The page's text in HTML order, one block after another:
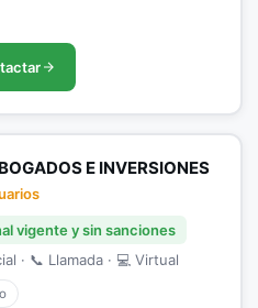
E INVERSIONES
vigente y sin sanciones
· 📞 Llamada · 💻 Virtual